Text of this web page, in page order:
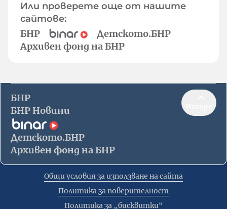
Или проверете още от нашите
сайтове:
БНР
Детското.БНР
Архивен фонд на БНР
БНР
БНР Новини
Детското.БНР
Архивен фонд на БНР
Общи условия за използване на сайта
Политика за поверителност
Политика за „бисквитки“